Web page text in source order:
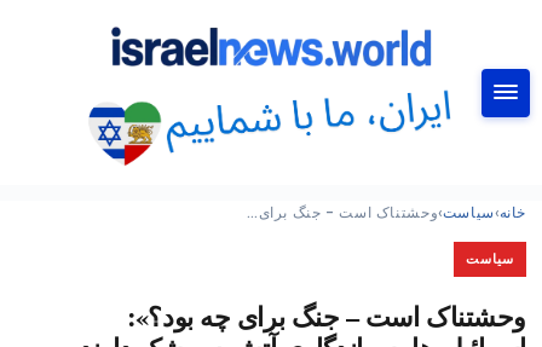
خانه›سیاست›وحشتناک است – جنگ برای…
سیاست
وحشتناک است – جنگ برای چه بود؟»: